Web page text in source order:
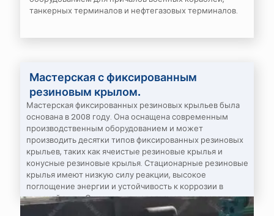
танкерных терминалов и нефтегазовых терминалов.
Мастерская с фиксированным
резиновым крылом.
Мастерская фиксированных резиновых крыльев была
основана в 2008 году. Она оснащена современным
производственным оборудованием и может
производить десятки типов фиксированных резиновых
крыльев, таких как ячеистые резиновые крылья и
конусные резиновые крылья. Стационарные резиновые
крылья имеют низкую силу реакции, высокое
поглощение энергии и устойчивость к коррозии в
морской воде. Они широко используются в портах,
терминалах и на кораблях.